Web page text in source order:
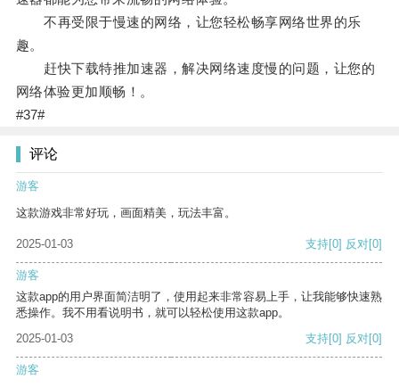
不再受限于慢速的网络，让您轻松畅享网络世界的乐
趣。
赶快下载特推加速器，解决网络速度慢的问题，让您的
网络体验更加顺畅！。
#37#
评论
游客
这款游戏非常好玩，画面精美，玩法丰富。
2025-01-03 支持[0] 反对[0]
游客
这款app的用户界面简洁明了，使用起来非常容易上手，让我能够快速熟
悉操作。我不用看说明书，就可以轻松使用这款app。
2025-01-03
支持[0] 反对[0]
游客